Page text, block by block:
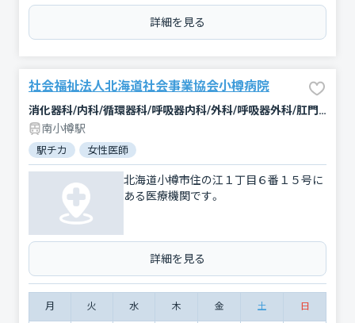
詳細を見る
社会福祉法人北海道社会事業協会小樽病院
消化器科/内科/循環器科/呼吸器内科/外科/呼吸器外科/肛門科/整形外科/産婦人科/小児科/麻酔科/放射線科
南小樽駅
駅チカ 女性医師
北海道小樽市住の江１丁目６番１５号に
ある医療機関です。
詳細を見る
月 火 水 木 金 土 日